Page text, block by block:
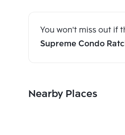
You won't miss out if
Supreme Condo
Nearby Places